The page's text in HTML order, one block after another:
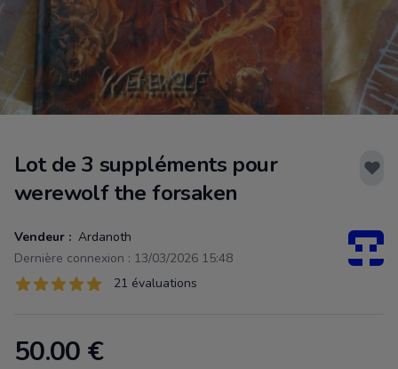
Lot de 3 suppléments pour
werewolf the forsaken
Vendeur : Ardanoth
Dernière connexion : 13/03/2026 15:48
Évaluations
21 sur 5 étoiles 21 évaluations
Product information
50.00 €